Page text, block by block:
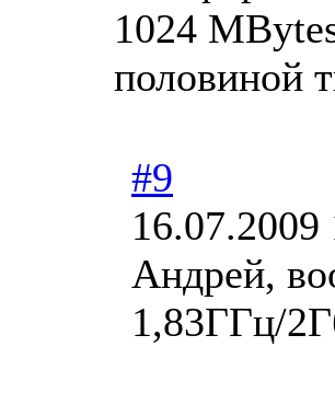
1024
половиной
#9
16.07.2009
Андрей,
1,83ГГц/